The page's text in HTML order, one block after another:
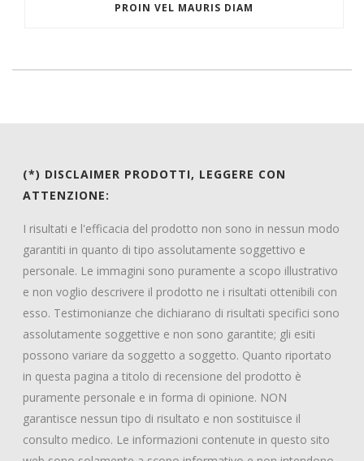
PROIN VEL MAURIS DIAM
(*) DISCLAIMER PRODOTTI, LEGGERE CON
ATTENZIONE:
I risultati e l'efficacia del prodotto non sono in nessun modo
garantiti in quanto di tipo assolutamente soggettivo e
personale. Le immagini sono puramente a scopo illustrativo
e non voglio descrivere il prodotto ne i risultati ottenibili con
esso. Testimonianze che dichiarano di risultati specifici sono
assolutamente soggettive e non sono garantite; gli esiti
possono variare da soggetto a soggetto. Quanto riportato
in questa pagina a titolo di recensione del prodotto è
puramente personale e in forma di opinione. NON
garantisce nessun tipo di risultato e non sostituisce il
consulto medico. Le informazioni contenute in questo sito